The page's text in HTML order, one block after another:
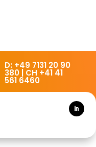
D: +49 7131 20 90
380 | CH +41 41
561 6460